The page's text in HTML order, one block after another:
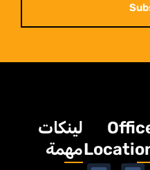
لينكات
مهمة